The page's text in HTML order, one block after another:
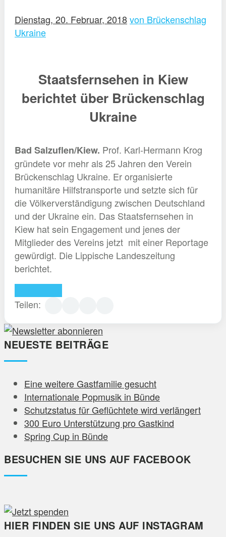
Dienstag, 20. Februar, 2018von Brückenschlag
Ukraine
Staatsfernsehen in Kiew
berichtet über Brückenschlag
Ukraine
Bad Salzuflen/Kiew. Prof. Karl-Hermann Krog
gründete vor mehr als 25 Jahren den Verein
Brückenschlag Ukraine. Er organisierte
humanitäre Hilfstransporte und setzte sich für
die Völkerverständigung zwischen Deutschland
und der Ukraine ein. Das Staatsfernsehen in
Kiew hat sein Engagement und jenes der
Mitglieder des Vereins jetzt mit einer Reportage
gewürdigt. Die Lippische Landeszeitung
berichtet.
Teilen:
NEUESTE BEITRÄGE
Eine weitere Gastfamilie gesucht
Internationale Popmusik in Bünde
Schutzstatus für Geflüchtete wird verlängert
300 Euro Unterstützung pro Gastkind
Spring Cup in Bünde
BESUCHEN SIE UNS AUF FACEBOOK
HIER FINDEN SIE UNS AUF INSTAGRAM